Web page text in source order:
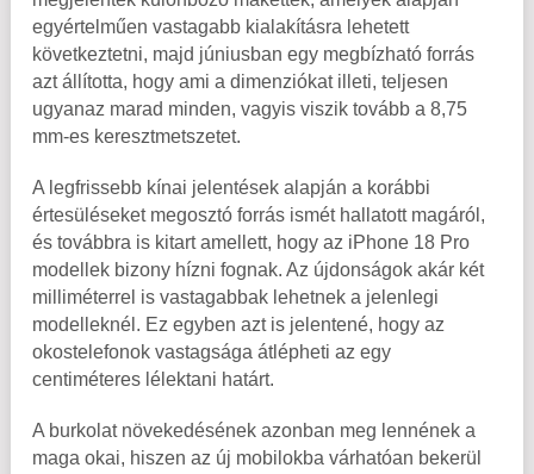
egyértelműen vastagabb kialakításra lehetett
következtetni, majd júniusban egy megbízható forrás
azt állította, hogy ami a dimenziókat illeti, teljesen
ugyanaz marad minden, vagyis viszik tovább a 8,75
mm-es keresztmetszetet.
A legfrissebb kínai jelentések alapján a korábbi
értesüléseket megosztó forrás ismét hallatott magáról,
és továbbra is kitart amellett, hogy az iPhone 18 Pro
modellek bizony hízni fognak. Az újdonságok akár két
milliméterrel is vastagabbak lehetnek a jelenlegi
modelleknél. Ez egyben azt is jelentené, hogy az
okostelefonok vastagsága átlépheti az egy
centiméteres lélektani határt.
A burkolat növekedésének azonban meg lennének a
maga okai, hiszen az új mobilokba várhatóan bekerül